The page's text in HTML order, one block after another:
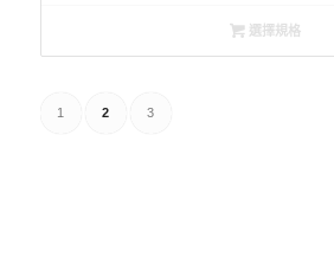
選擇規格
1 2 3